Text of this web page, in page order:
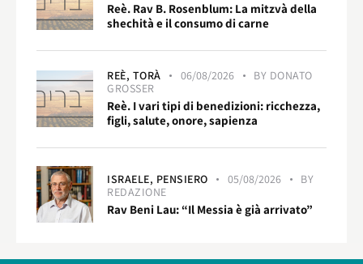
Reè. Rav B. Rosenblum: La mitzvà della
shechità e il consumo di carne
REÈ, TORÀ 06/08/2026 BY DONATO
GROSSER
Reè. I vari tipi di benedizioni: ricchezza,
figli, salute, onore, sapienza
ISRAELE, PENSIERO 05/08/2026
BY
REDAZIONE
Rav Beni Lau: “Il Messia è già arrivato”